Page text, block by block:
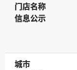
门店名称
门店名称
信息公示
信息公示
城市
城市